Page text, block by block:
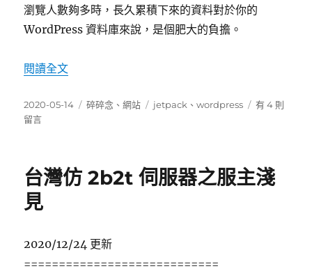
瀏覽人數夠多時，長久累積下來的資料對於你的
WordPress 資料庫來說，是個肥大的負擔。
閱讀全文〈不要在你的 WordPress 網站使用 WP
發
佈
2020-05-14
分
碎碎念 、網站
標
jetpack 、wordpress
在
的
有 4 則
留言
台灣仿 2b2t 伺服器之服主淺
見
2020/12/24 更新
============================